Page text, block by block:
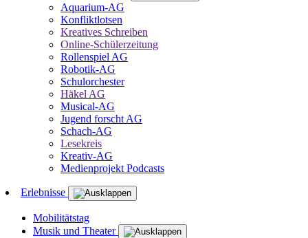
Aquarium-AG
Konfliktlotsen
Kreatives Schreiben
Online-Schülerzeitung
Rollenspiel AG
Robotik-AG
Schulorchester
Häkel AG
Musical-AG
Jugend forscht AG
Schach-AG
Lesekreis
Kreativ-AG
Medienprojekt Podcasts
Erlebnisse
Mobilitätstag
Musik und Theater